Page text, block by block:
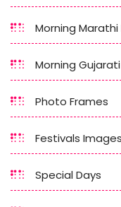
Morning
Morning
Photo Frames
Festivals Images
Special Days